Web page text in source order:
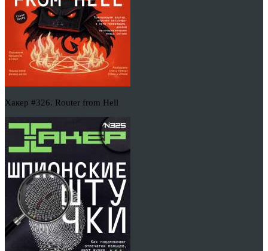
Хакер #326. Router from Hell